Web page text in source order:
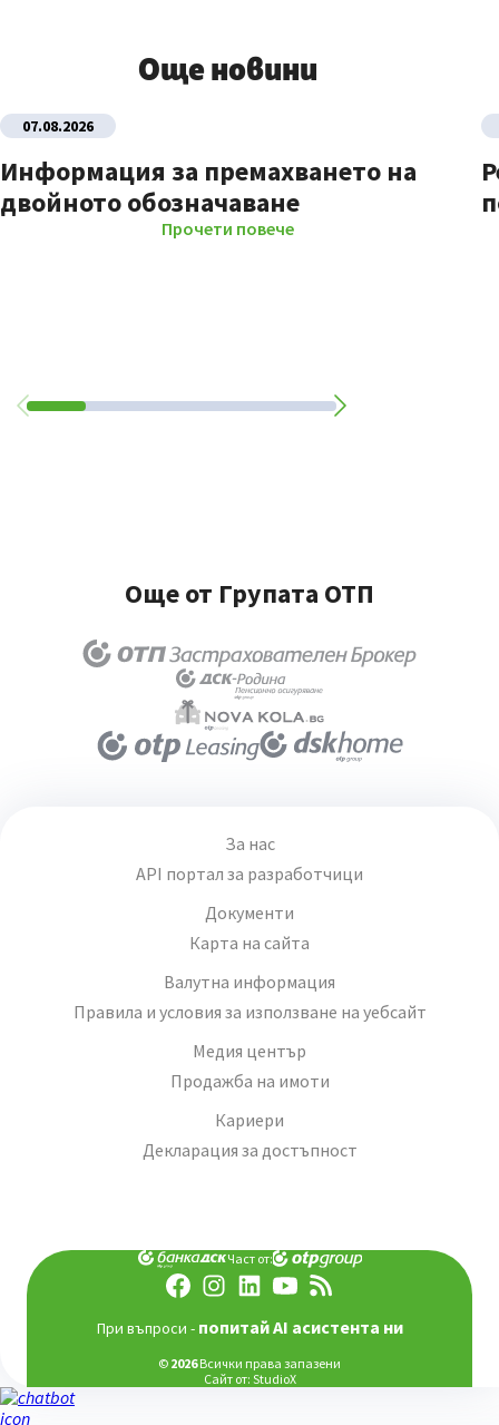
Още новини
07.08.2026
Информация за премахването на
двойното обозначаване
Прочети повече
Още от Групата ОТП
За нас
API портал за разработчици
Документи
Карта на сайта
Валутна информация
Правила и условия за използване на уебсайт
Медия център
Продажба на имоти
Кариери
Декларация за достъпност
Част от:
При въпроси - попитай AI асистента ни
© 2026Всички права запазени
Сайт от: StudioX